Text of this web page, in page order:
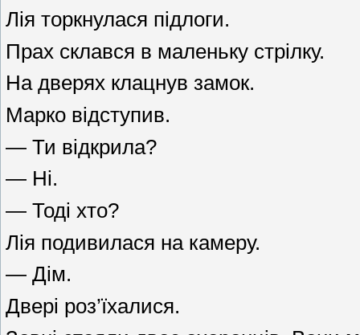
Лія торкнулася підлоги.
Прах склався в маленьку стрілку.
На дверях клацнув замок.
Марко відступив.
— Ти відкрила?
— Ні.
— Тоді хто?
Лія подивилася на камеру.
— Дім.
Двері роз’їхалися.